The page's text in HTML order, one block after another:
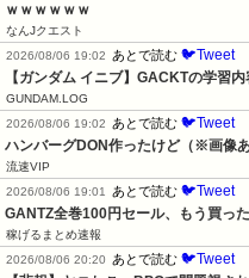
ｗｗｗｗｗｗ
なんJクエスト
2026/08/06 19:02 あとで読む 🐦Tweet
【ガンダム イニブ】GACKTの学習
GUNDAM.LOG
2026/08/06 19:02 あとで読む 🐦Tweet
ハンバーグDON作ったけど（※画像あ
流速VIP
2026/08/06 19:01 あとで読む 🐦Tweet
GANTZ全巻100円セール、もう買っ
稼げるまとめ速報
2026/08/06 20:20 あとで読む 🐦Tweet